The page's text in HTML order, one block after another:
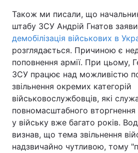
Також ми писали, що
штабу ЗСУ Андрій Гнатов
демобілізація військових в
розглядається. Причиною є
поповнення армії. При цьому,
ЗСУ працює над можливістю
звільнення окремих категорій
військовослужбовців, які
повномасштабного
у війську вже багато років.
визнав, що тема звільнення
надзвичайно чутливою, тому